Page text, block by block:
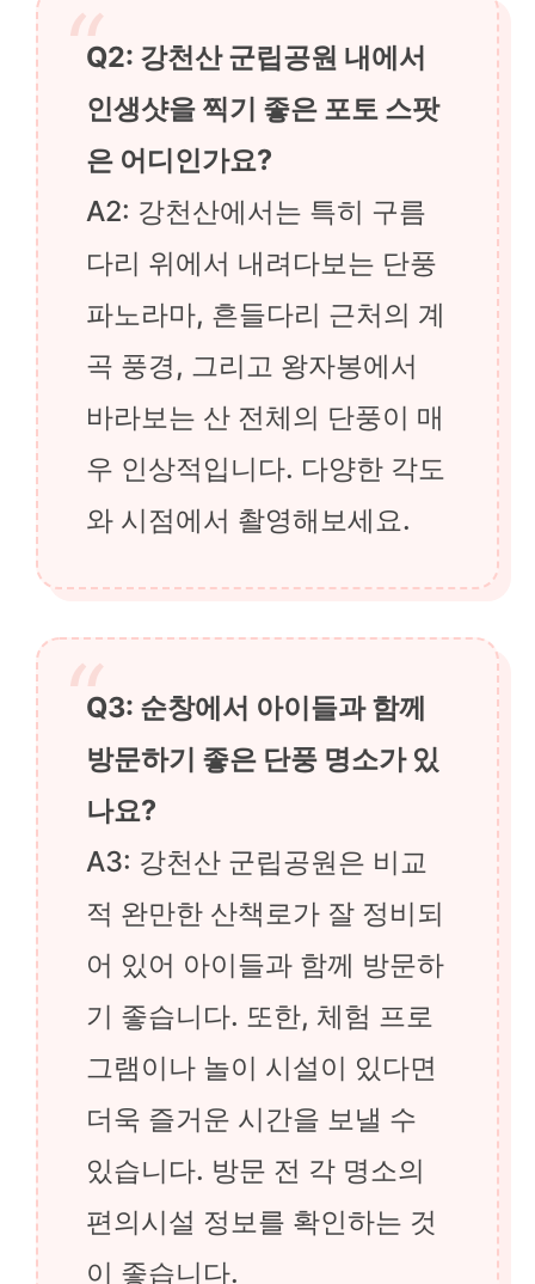
Q2: 강천산 군립공원 내에서
인생샷을 찍기 좋은 포토 스팟
은 어디인가요?
A2: 강천산에서는 특히 구름
다리 위에서 내려다보는 단풍
파노라마, 흔들다리 근처의 계
곡 풍경, 그리고 왕자봉에서
바라보는 산 전체의 단풍이 매
우 인상적입니다. 다양한 각도
와 시점에서 촬영해보세요.
Q3: 순창에서 아이들과 함께
방문하기 좋은 단풍 명소가 있
나요?
A3: 강천산 군립공원은 비교
적 완만한 산책로가 잘 정비되
어 있어 아이들과 함께 방문하
기 좋습니다. 또한, 체험 프로
그램이나 놀이 시설이 있다면
더욱 즐거운 시간을 보낼 수
있습니다. 방문 전 각 명소의
편의시설 정보를 확인하는 것
이 좋습니다.